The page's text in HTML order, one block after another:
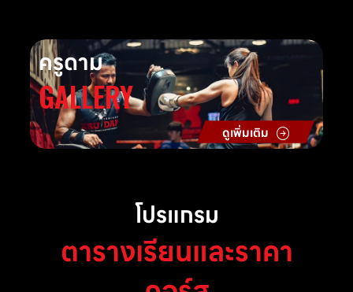
ครูดาม
GALLERY
ดูเพิ่มเติม
โปรแกรม
ตารางเรียนและราคา